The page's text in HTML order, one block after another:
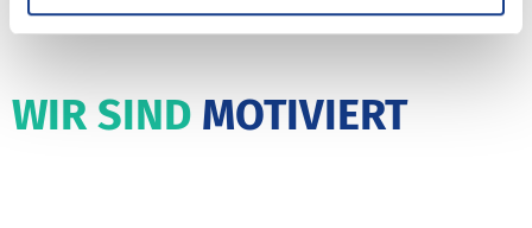
WIR SIND MOTIVIERT